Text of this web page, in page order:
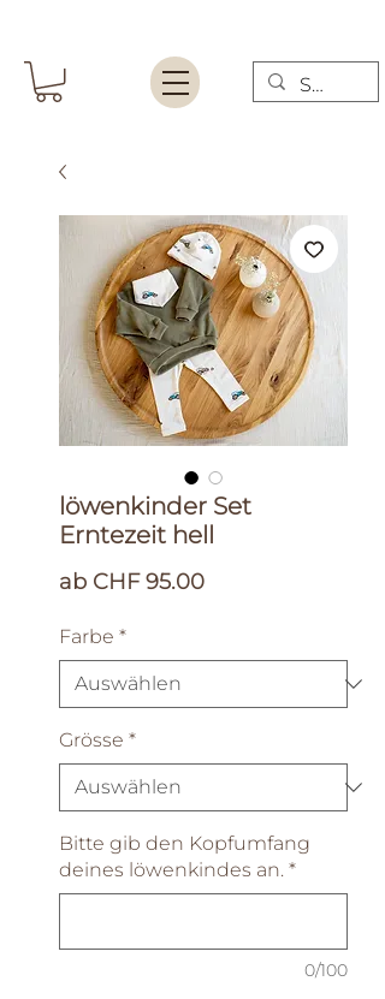
löwenkinder Set
Erntezeit hell
ab CHF 95.00Sale-
Farbe *
Grösse *
Bitte gib den Kopfumfang
deines löwenkindes an. *
0/100